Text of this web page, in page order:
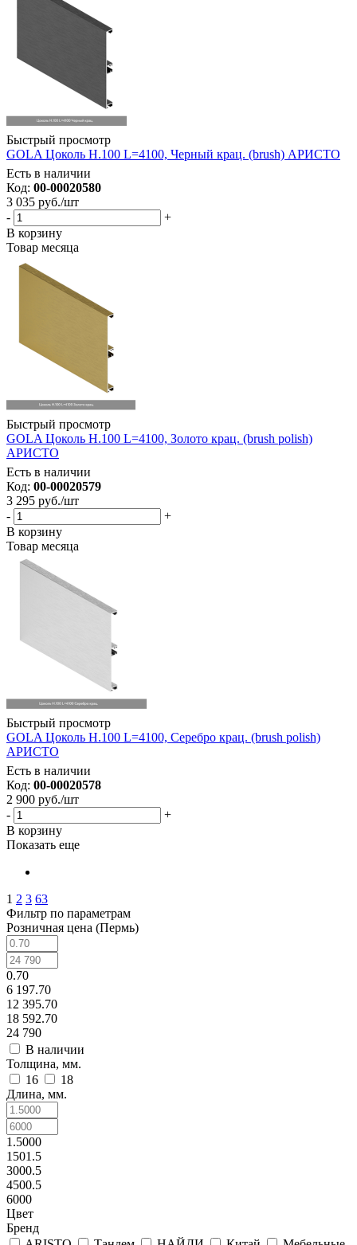
Быстрый просмотр
GOLA Цоколь H.100 L=4100, Черный крац. (brush) АРИСТО
Есть в наличии
Код: 00-00020580
3 035 руб./шт
-
+
В корзину
Товар месяца
Быстрый просмотр
GOLA Цоколь H.100 L=4100, Золото крац. (brush polish)
АРИСТО
Есть в наличии
Код: 00-00020579
3 295 руб./шт
-
+
В корзину
Товар месяца
Быстрый просмотр
GOLA Цоколь H.100 L=4100, Серебро крац. (brush polish)
АРИСТО
Есть в наличии
Код: 00-00020578
2 900 руб./шт
-
+
В корзину
Показать еще
1 2 3 63
Фильтр по параметрам
Розничная цена (Пермь)
0.70
6 197.70
12 395.70
18 592.70
24 790
В наличии
Толщина, мм.
16
18
Длина, мм.
1.5000
1501.5
3000.5
4500.5
6000
Цвет
Бренд